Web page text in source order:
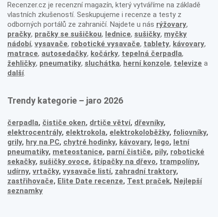
Recenzer.cz je recenzní magazín, který vytváříme na základě
vlastních zkušeností. Seskupujeme i recenze a testy z
odborných portálů ze zahraničí. Najdete u nás rýžovary,
pračky, pračky se sušičkou, lednice, sušičky, myčky
nádobí, vysavače, robotické vysavače, tablety, kávovary,
matrace, autosedačky, kočárky, tepelná čerpadla,
žehličky, pneumatiky, sluchátka, herní konzole, televize a
další.
Trendy kategorie – jaro 2026
čerpadla, čističe oken, drtiče větví, dřevníky,
elektrocentrály, elektrokola, elektrokoloběžky, foliovníky,
grily, hry na PC, chytré hodinky, kávovary, lego, letní
pneumatiky, meteostanice, parní čističe, pily, robotické
sekačky, sušičky ovoce, štípačky na dřevo, trampolíny,
udírny, vrtačky, vysavače listí, zahradní traktory,
zastřihovače, Elite Date recenze, Test praček, Nejlepší
seznamky